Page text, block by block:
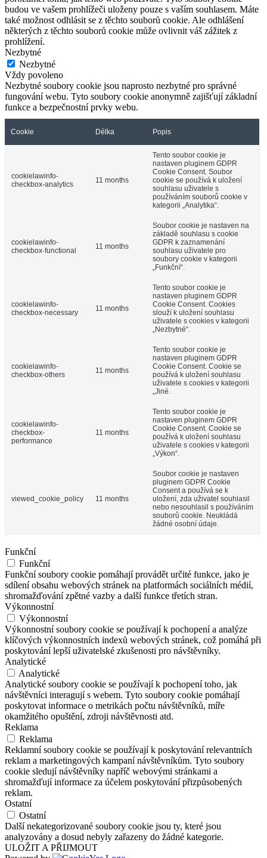
budou ve vašem prohlížeči uloženy pouze s vaším souhlasem. Máte
také možnost odhlásit se z těchto souborů cookie. Ale odhlášení
některých z těchto souborů cookie může ovlivnit váš zážitek z
prohlížení.
Nezbytné
Nezbytné
Vždy povoleno
Nezbytné soubory cookie jsou naprosto nezbytné pro správné
fungování webu. Tyto soubory cookie anonymně zajišťují základní
funkce a bezpečnostní prvky webu.
Cookie Délka Popis
cookielawinfo-
checkbox-analytics
11 months
Tento soubor cookie je
nastaven pluginem GDPR
Cookie Consent. Soubor
cookie se používá k uložení
souhlasu uživatele s
používáním souborů cookie v
kategorii „Analytika“.
cookielawinfo-
checkbox-functional
11 months
Soubor cookie je nastaven na
základě souhlasu s cookie
GDPR k zaznamenání
souhlasu uživatele pro
soubory cookie v kategorii
„Funkční“.
cookielawinfo-
checkbox-necessary
11 months
Tento soubor cookie je
nastaven pluginem GDPR
Cookie Consent. Cookies
slouží k uložení souhlasu
uživatele s cookies v kategorii
„Nezbytné“.
cookielawinfo-
checkbox-others
11 months
Tento soubor cookie je
nastaven pluginem GDPR
Cookie Consent. Cookie se
používá k uložení souhlasu
uživatele s cookies v kategorii
„Jiné.
cookielawinfo-
checkbox-
performance
11 months
Tento soubor cookie je
nastaven pluginem GDPR
Cookie Consent. Cookie se
používá k uložení souhlasu
uživatele s cookies v kategorii
„Výkon“.
viewed_cookie_policy 11 months
Soubor cookie je nastaven
pluginem GDPR Cookie
Consent a používá se k
uložení, zda uživatel souhlasil
nebo nesouhlasil s používáním
souborů cookie. Neukládá
žádné osobní údaje.
Funkční
Funkční
Funkční soubory cookie pomáhají provádět určité funkce, jako je
sdílení obsahu webových stránek na platformách sociálních médií,
shromažďování zpětné vazby a další funkce třetích stran.
Výkonnostní
Výkonnostní
Výkonnostní soubory cookie se používají k pochopení a analýze
klíčových výkonnostních indexů webových stránek, což pomáhá při
poskytování lepší uživatelské zkušenosti pro návštěvníky.
Analytické
Analytické
Analytické soubory cookie se používají k pochopení toho, jak
návštěvníci interagují s webem. Tyto soubory cookie pomáhají
poskytovat informace o metrikách počtu návštěvníků, míře
okamžitého opuštění, zdroji návštěvnosti atd.
Reklama
Reklama
Reklamní soubory cookie se používají k poskytování relevantních
reklam a marketingových kampaní návštěvníkům. Tyto soubory
cookie sledují návštěvníky napříč webovými stránkami a
shromažďují informace za účelem poskytování přizpůsobených
reklam.
Ostatní
Ostatní
Další nekategorizované soubory cookie jsou ty, které jsou
analyzovány a dosud nebyly zařazeny do žádné kategorie.
ULOŽIT A PŘIJMOUT